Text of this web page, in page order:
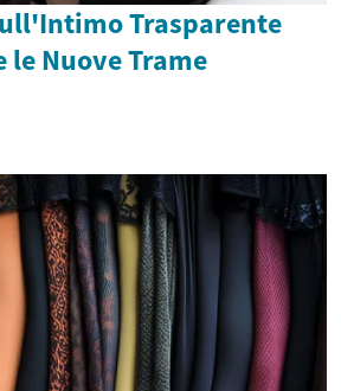
Trasparente
le Nuove Trame